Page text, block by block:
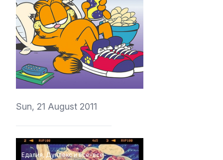
vedmich
Sun, 21 August 2011
Едалия, Дуплекс и все-все-